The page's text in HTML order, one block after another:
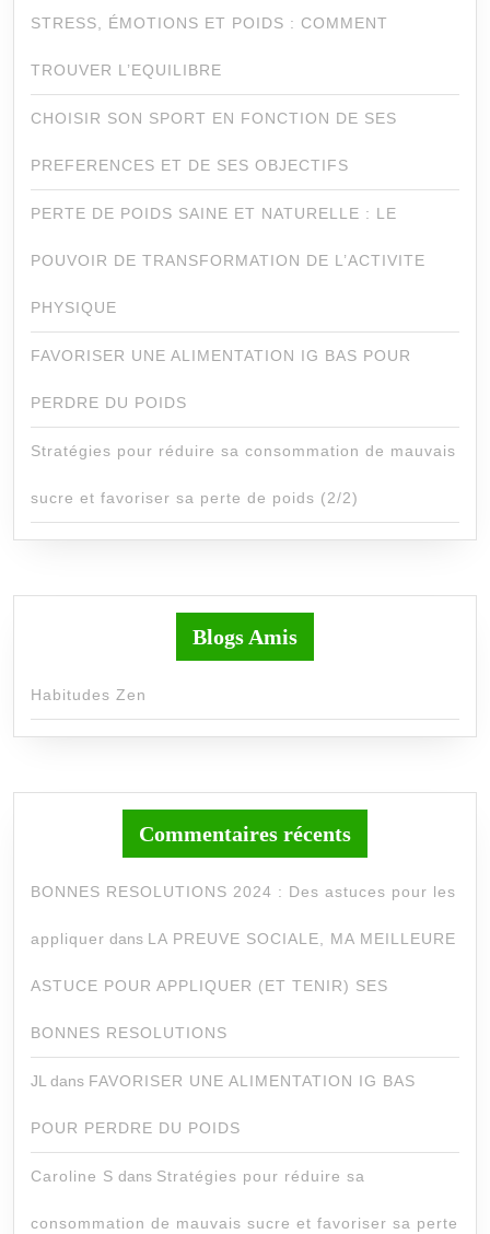
STRESS, ÉMOTIONS ET POIDS : COMMENT
TROUVER L’EQUILIBRE
CHOISIR SON SPORT EN FONCTION DE SES
PREFERENCES ET DE SES OBJECTIFS
PERTE DE POIDS SAINE ET NATURELLE : LE
POUVOIR DE TRANSFORMATION DE L’ACTIVITE
PHYSIQUE
FAVORISER UNE ALIMENTATION IG BAS POUR
PERDRE DU POIDS
Stratégies pour réduire sa consommation de mauvais
sucre et favoriser sa perte de poids (2/2)
Blogs Amis
Habitudes Zen
Commentaires récents
BONNES RESOLUTIONS 2024 : Des astuces pour les
appliquer dans LA PREUVE SOCIALE, MA MEILLEURE
ASTUCE POUR APPLIQUER (ET TENIR) SES
BONNES RESOLUTIONS
JLdans FAVORISER UNE ALIMENTATION IG BAS
POUR PERDRE DU POIDS
Caroline S dans Stratégies pour réduire sa
consommation de mauvais sucre et favoriser sa perte